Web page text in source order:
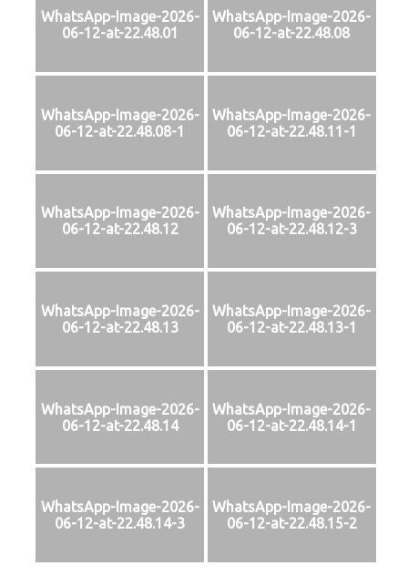
WhatsApp-Image-2026-
06-12-at-22.48.01
WhatsApp-Image-2026-
06-12-at-22.48.08
WhatsApp-Image-2026-
06-12-at-22.48.08-1
WhatsApp-Image-2026-
06-12-at-22.48.11-1
WhatsApp-Image-2026-
06-12-at-22.48.12
WhatsApp-Image-2026-
06-12-at-22.48.12-3
WhatsApp-Image-2026-
06-12-at-22.48.13
WhatsApp-Image-2026-
06-12-at-22.48.13-1
WhatsApp-Image-2026-
06-12-at-22.48.14
WhatsApp-Image-2026-
06-12-at-22.48.14-1
WhatsApp-Image-2026-
06-12-at-22.48.14-3
WhatsApp-Image-2026-
06-12-at-22.48.15-2